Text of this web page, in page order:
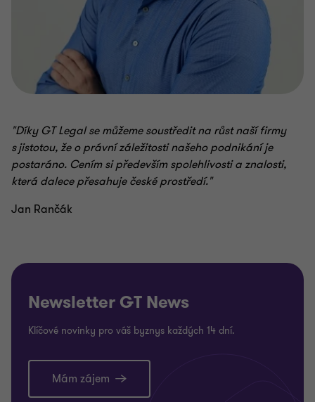
"Díky GT Legal se můžeme soustředit na růst naší firmy
s jistotou, že o právní záležitosti našeho podnikání je
postaráno. Cením si především spolehlivosti a znalosti,
která dalece přesahuje české prostředí."
Jan Rančák
Newsletter GT News
Klíčové novinky pro váš byznys každých 14 dní.
Mám zájem